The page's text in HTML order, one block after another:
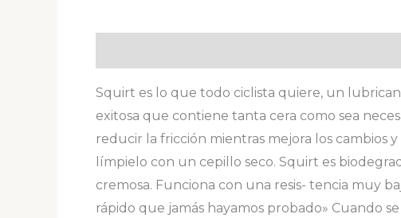
Squirt es lo que todo ciclista quiere, un
exitosa que contiene tanta cera como sea
reducir la fricción mientras mejora los cambios
límpielo con un cepillo seco. Squirt es
cremosa. Funciona con una resis- tencia muy
rápido que jamás hayamos probado» Cuando